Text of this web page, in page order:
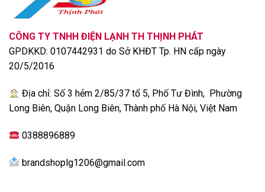
CÔNG TY TNHH ĐIỆN LẠNH TH THỊNH PHÁT
GPDKKD: 0107442931 do Sở KHĐT Tp. HN cấp ngày
20/5/2016
Địa chỉ: Số 3 hẻm 2/85/37 tổ 5, Phố Tư Đình, Phường
Long Biên, Quận Long Biên, Thành phố Hà Nội, Việt Nam
0388896889
brandshoplg1206@gmail.com